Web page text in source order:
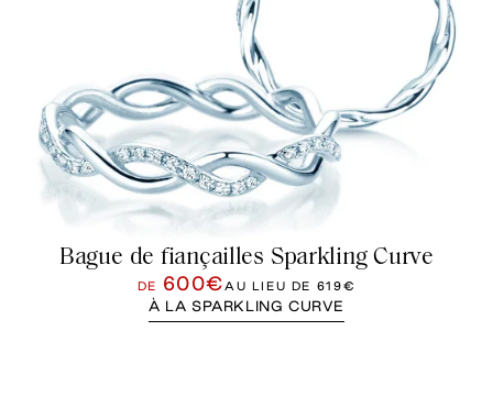
Bague de fiançailles Sparkling Curve
DE 600€AU LIEU DE 619€
À LA SPARKLING CURVE